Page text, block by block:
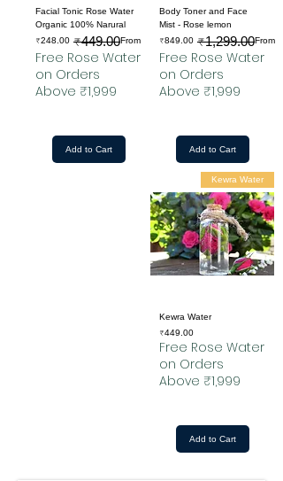
Body Toner and Face
Mist - Rose lemon
From
Regular Price
₹1,299.00
₹849.00 Sale Price
Free Rose Water
on Orders
Above ₹1,999
Add to Cart
Facial Tonic Rose Water
Organic 100% Narural
From
Regular Price
₹449.00
₹248.00 Sale Price
Free Rose Water
on Orders
Above ₹1,999
Add to Cart
Kewra Water
Kewra Water
Price
₹449.00
Free Rose Water
on Orders
Above ₹1,999
Add to Cart